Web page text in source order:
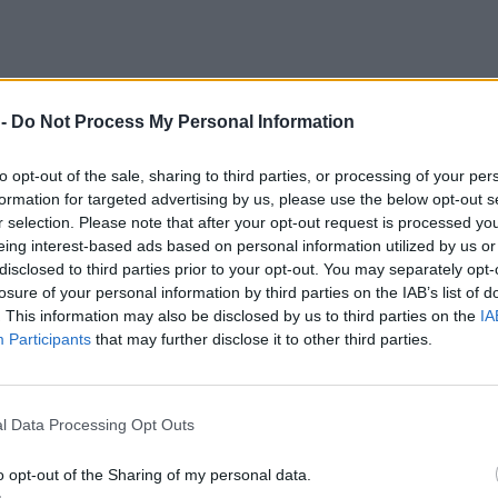
Do Not Process My Personal Information
opt-out of the sale, sharing to third parties, or processing of your
for targeted advertising by us, please use the below opt-out
selection. Please note that after your opt-out request is processed
interest-based ads based on personal information utilized by us
to third parties prior to your opt-out. You may separately
of your personal information by third parties on the IAB’s list of
This information may also be disclosed by us to third parties on the
Participants that may further disclose it to other third parties.
Data Processing Opt Outs
opt-out of the Sharing of my personal data.
13.220.000 ευρώ σε 26.600 δικαιούχους για
έξοδα κηδείας, ασθένειας και
έως τις 21 Νοεμβρίου θα καταβληθούν
σε συνέχεια έκδοσης αποφάσεων εφάπαξ.
ΔΙΑΦΗΜΙΣΗ